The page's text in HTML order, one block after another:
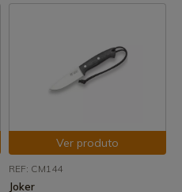
Ver produto
REF: CM144
Joker